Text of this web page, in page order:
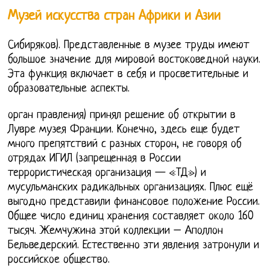
Музей искусства стран Африки и Азии
Сибиряков). Представленные в музее труды имеют
большое значение для мировой востоковедной науки.
Эта функция включает в себя и просветительные и
образовательные аспекты.
орган правления) принял решение об открытии в
Лувре музея Франции. Конечно, здесь еще будет
много препятствий с разных сторон, не говоря об
отрядах ИГИЛ (запрещенная в России
террористическая организация — «ТД») и
мусульманских радикальных организациях. Плюс ещё
выгодно представили финансовое положение России.
Общее число единиц хранения составляет около 160
тысяч. Жемчужина этой коллекции – Аполлон
Бельведерский. Естественно эти явления затронули и
российское общество.